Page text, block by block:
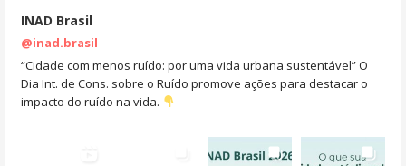
INAD Brasil
@inad.brasil
“Cidade com menos ruído: por uma vida urbana sustentável” O
Dia Int. de Cons. sobre o Ruído promove ações para destacar o
impacto do ruído na vida.